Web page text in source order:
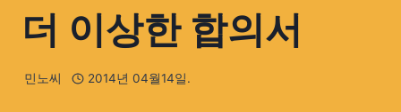
더 이상한 합의서
민노씨 2014년 04월14일.